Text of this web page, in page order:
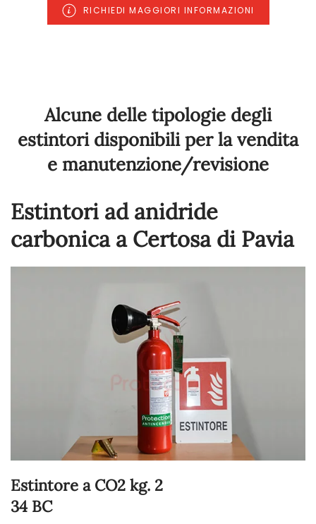
RICHIEDI MAGGIORI INFORMAZIONI
Alcune delle tipologie degli
estintori disponibili per la vendita
e manutenzione/revisione
Estintori ad anidride
carbonica a Certosa di Pavia
Estintore a CO2 kg. 2
34 BC